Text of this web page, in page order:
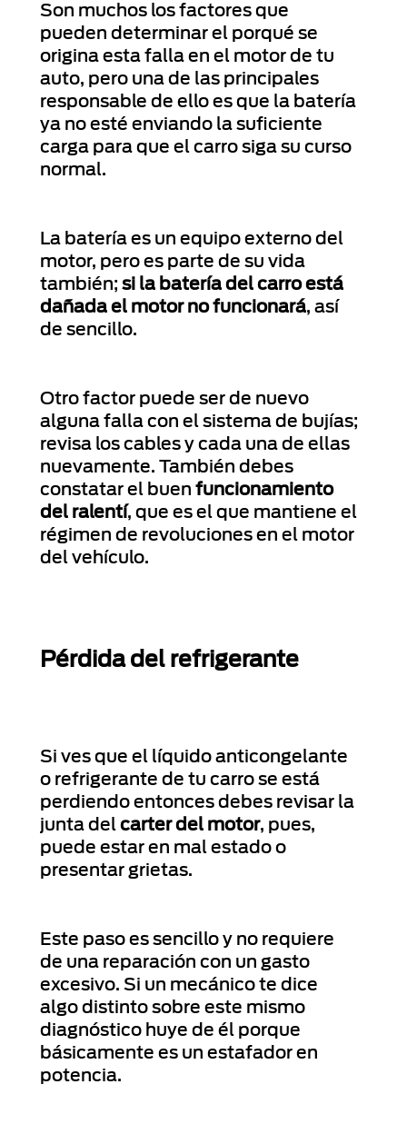
Son muchos los factores que
pueden determinar el porqué se
origina esta falla en el motor de tu
auto, pero una de las principales
responsable de ello es que la batería
ya no esté enviando la suficiente
carga para que el carro siga su curso
normal.
La batería es un equipo externo del
motor, pero es parte de su vida
también; si la batería del carro está
dañada el motor no funcionará, así
de sencillo.
Otro factor puede ser de nuevo
alguna falla con el sistema de bujías;
revisa los cables y cada una de ellas
nuevamente. También debes
constatar el buen funcionamiento
del ralentí, que es el que mantiene el
régimen de revoluciones en el motor
del vehículo.
Pérdida del refrigerante
Si ves que el líquido anticongelante
o refrigerante de tu carro se está
perdiendo entonces debes revisar la
junta del carter del motor, pues,
puede estar en mal estado o
presentar grietas.
Este paso es sencillo y no requiere
de una reparación con un gasto
excesivo. Si un mecánico te dice
algo distinto sobre este mismo
diagnóstico huye de él porque
básicamente es un estafador en
potencia.